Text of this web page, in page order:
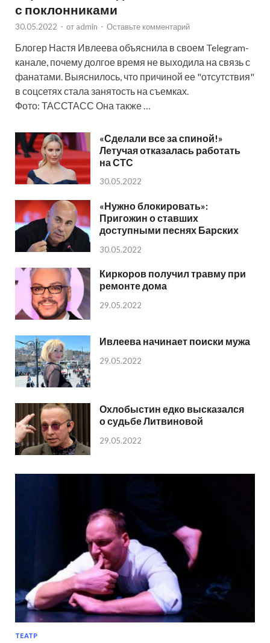
с поклонниками
30.05.2022 - от admin - Оставьте комментарий
Блогер Настя Ивлеева объяснила в своем Telegram-
канале, почему долгое время не выходила на связь с
фанатами. Выяснилось, что причиной ее "отсутствия"
в соцсетях стала занятость на съемках.
Фото: ТАССТАСС Она также …
«Сделали все за спиной!»
Летучая отказалась работать
на СТС
30.05.2022
«Нужно блокировать»:
Пригожин о ставших
доступными песнях Барских
30.05.2022
Киркоров получил травму при
ремонте дома
29.05.2022
Ивлеева начинает поиски мужа
29.05.2022
Охлобыстин едко высказался
о судьбе Литвиновой
29.05.2022
ТЕАТР